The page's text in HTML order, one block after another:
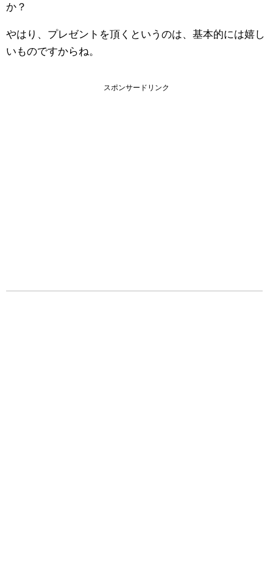
か？
やはり、プレゼントを頂くというのは、基本的には嬉し
いものですからね。
スポンサードリンク